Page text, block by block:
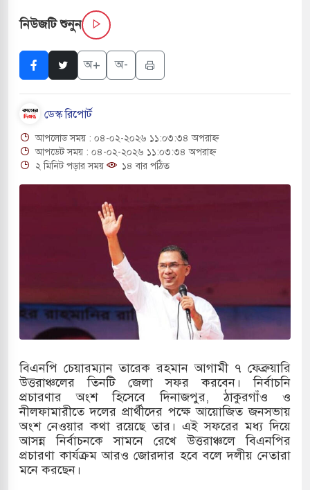
বাসের মুখোমুখি সংঘর্ষে ৯ জন নিহত
৬ শ্রমিক নিহত, আহত ১৫
শব্দদূষণ নিয়ন্ত্রণে দেড় হাজার মসজিদ থেকে মাইক
বন্দুকধারীর গুলিতে শিক্ষক নিহত, হামলাকারীর আত্মহত্যা
মধ্যপ্রাচ্যে ব্ল্যাকআউটের কঠোর হুঁশিয়ারি ইরানের
বিমানবন্দরের নিরাপত্তা তল্লাশিতে ছাড় দেওয়া হবে না:
দক্ষিণ কোরিয়ার বন্দি ২৫ শতাংশ বেড়েছে
থাকুক বা না থাকুক, ইরানে একক সামরিক পদক্ষেপের
ছাড়লেন জনপ্রিয় ভারতীয় সাংবাদিক ময়ূখ রঞ্জন
অ্যারেস্ট আবেদন, বরগুনার এসআইয়ের বিরুদ্ধে
নিউজটি শুনুন
অ+ অ-
ডেস্ক রিপোর্ট
আপলোড সময় : ০৪-০২-২০২৬ ১১:০৩:৩৪ অপরাহ্ন
আপডেট সময় : ০৪-০২-২০২৬ ১১:০৩:৩৪ অপরাহ্ন
২ মিনিট পড়ার সময়
১৪ বার পঠিত
বিএনপি চেয়ারম্যান তারেক রহমান আগামী ৭ ফেব্রুয়ারি
উত্তরাঞ্চলের তিনটি জেলা সফর করবেন। নির্বাচনি
প্রচারণার অংশ হিসেবে দিনাজপুর, ঠাকুরগাঁও ও
নীলফামারীতে দলের প্রার্থীদের পক্ষে আয়োজিত জনসভায়
অংশ নেওয়ার কথা রয়েছে তার। এই সফরের মধ্য দিয়ে
আসন্ন নির্বাচনকে সামনে রেখে উত্তরাঞ্চলে বিএনপির
প্রচারণা কার্যক্রম আরও জোরদার হবে বলে দলীয় নেতারা
মনে করছেন।